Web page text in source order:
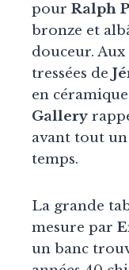
pour Ralph
bronze et
douceur.
tressées de
en
Gallery
avant tout un
temps.
La grande
mesure par
un banc